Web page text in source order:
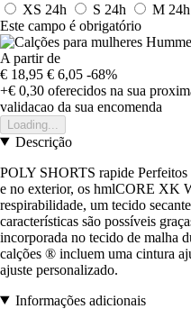
XS 24h S 24h M 24h
Este campo é obrigatório
A partir de
€ 18,95 € 6,05 -68%
+€ 0,30 oferecidos na sua
validacao da sua encomenda
Loading...
Descrição
POLY SHORTS rapide Perfeitos
e no exterior, os hmlCORE XK
respirabilidade, um tecido
características são possíveis
incorporada no tecido de malha
calções ® incluem uma cintura
ajuste personalizado.
Informações adicionais